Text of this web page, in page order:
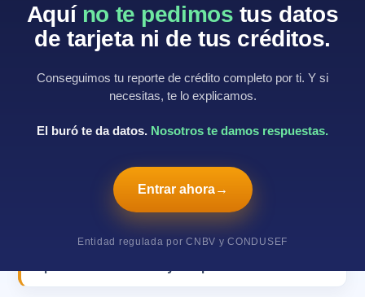
Aquí no te pedimos tus datos
de tarjeta ni de tus créditos.
Conseguimos tu reporte de crédito completo por ti. Y si
necesitas, te lo explicamos.
El buró te da datos. Nosotros te damos respuestas.
Entrar ahora→
Entidad regulada por CNBV y CONDUSEF
El mismo sistema que te
rechaza,
ahora de tu lado.
el mismo sistema que te rechazó
qué está mal y cómo arreglarlo. ¿Así o más
¿Ya intentaste sacarlo y te bloqueó? ¿O lo tienes